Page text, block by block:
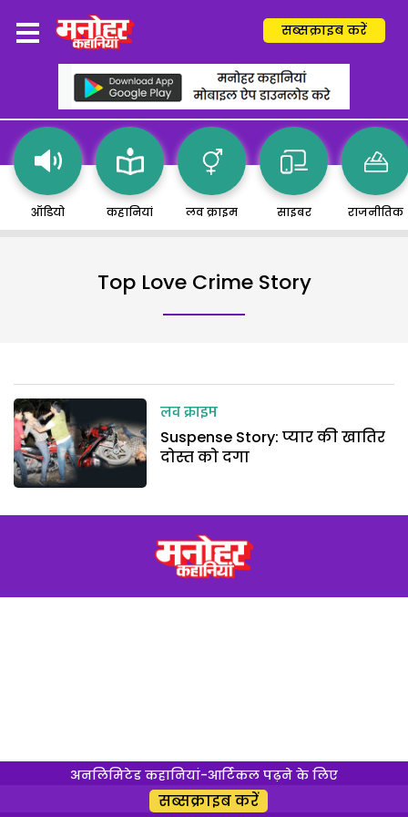
सब्सक्राइब करें
ऑडियो कहानियां लव क्राइम साइबर राजनीतिक
Top Love Crime Story
लव क्राइम
Suspense Story: प्यार की खातिर
दोस्त को दगा
अनलिमिटेड कहानियां-आर्टिकल पढ़ने के लिए
सब्सक्राइब करें